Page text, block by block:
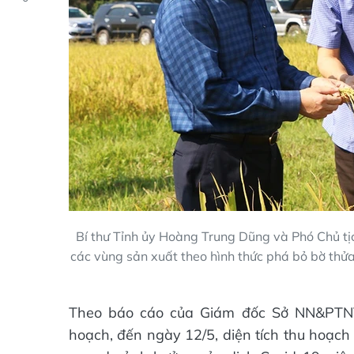
Bí thư Tỉnh ủy Hoàng Trung Dũng và Phó Chủ
các vùng sản xuất theo hình thức phá bỏ bờ
Theo báo cáo của Giám đốc Sở
hoạch, đến ngày 12/5, diện tích thu